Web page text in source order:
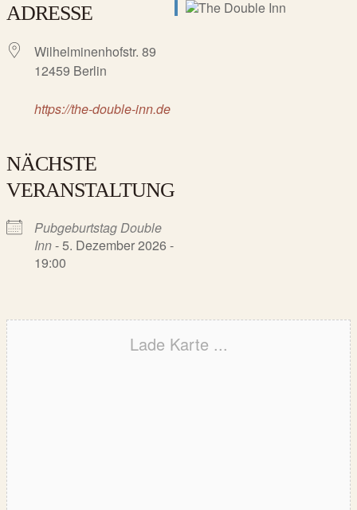
ADRESSE
Wilhelminenhofstr. 89
12459 Berlin
https://the-double-inn.de
NÄCHSTE
VERANSTALTUNG
Pubgeburtstag Double
Inn- 5. Dezember 2026 -
19:00
Lade Karte ...